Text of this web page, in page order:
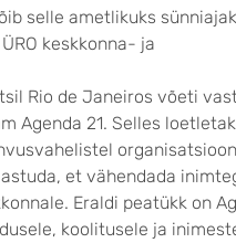
selle ametlikuks
keskkonna- ja
Rio de Janeiros võeti
Agenda 21. Selles
et vähendada
Eraldi peatükk on
koolitusele ja